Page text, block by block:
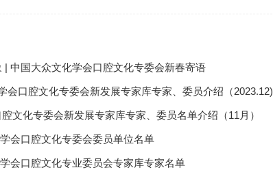
| 中国大众文化学会口腔文化专委会新春寄语
会口腔文化专委会新发展专家库专家、委员介绍（2023.12)
文化专委会新发展专家库专家、委员名单介绍（11月）
会口腔文化专委会委员单位名单
会口腔文化专业委员会专家库专家名单